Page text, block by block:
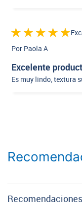
Por Paola A
Excelente
Es muy lindo, textura